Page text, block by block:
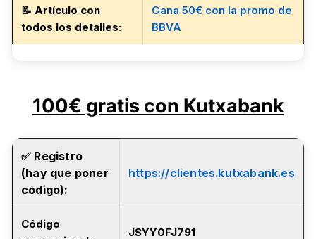
📝 Artículo con
todos los detalles:
Gana 50€ con la promo de
BBVA
100€ gratis con Kutxabank
✅ Registro
(hay que poner
código):
https://clientes.kutxabank.es
Código
JSYY0FJ791